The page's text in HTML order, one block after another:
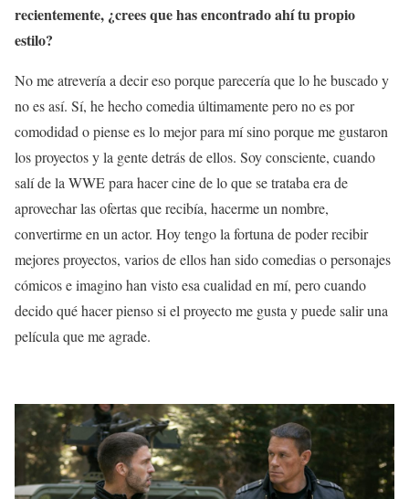
recientemente, ¿crees que has encontrado ahí tu propio
estilo?
No me atrevería a decir eso porque parecería que lo he buscado y
no es así. Sí, he hecho comedia últimamente pero no es por
comodidad o piense es lo mejor para mí sino porque me gustaron
los proyectos y la gente detrás de ellos. Soy consciente, cuando
salí de la WWE para hacer cine de lo que se trataba era de
aprovechar las ofertas que recibía, hacerme un nombre,
convertirme en un actor. Hoy tengo la fortuna de poder recibir
mejores proyectos, varios de ellos han sido comedias o personajes
cómicos e imagino han visto esa cualidad en mí, pero cuando
decido qué hacer pienso si el proyecto me gusta y puede salir una
película que me agrade.